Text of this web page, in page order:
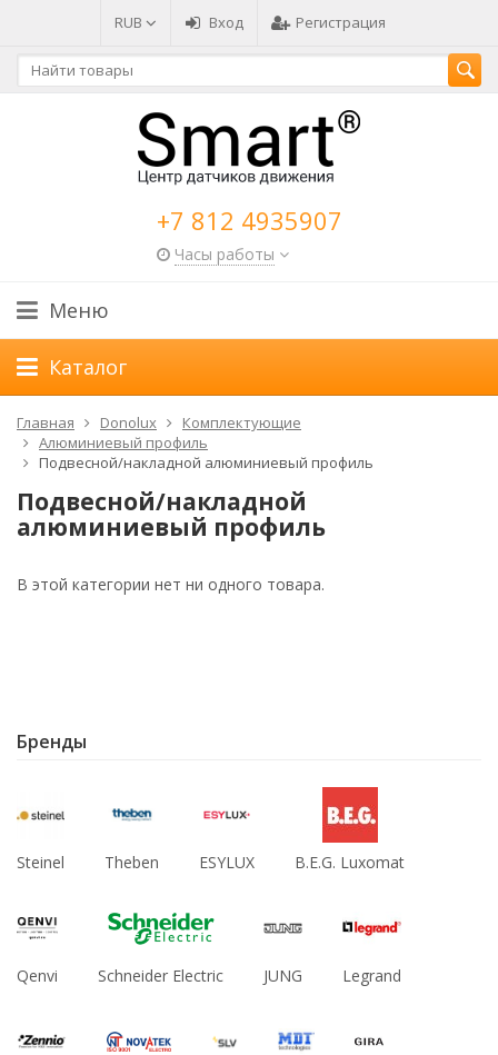
RUB Вход Регистрация
+7 812 4935907
Часы работы
Меню
Каталог
Главная Donolux
Комплектующие
Алюминиевый профиль
Подвесной/накладной алюминиевый профиль
Подвесной/накладной
алюминиевый профиль
В этой категории нет ни одного товара.
Бренды
Steinel Theben ESYLUX B.E.G. Luxomat
Qenvi Schneider Electric JUNG Legrand